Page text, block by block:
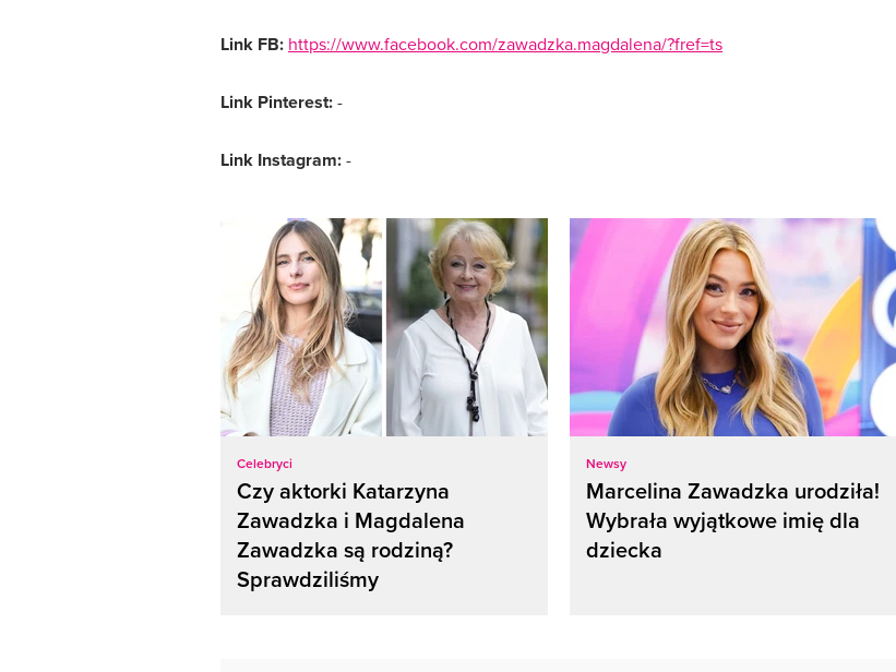
Link FB: https://www.facebook.com/zawadzka.magdalena/?fref=ts
Link Pinterest:-
Link Instagram:-
Celebryci
Czy aktorki Katarzyna
Zawadzka i Magdalena
Zawadzka są rodziną?
Sprawdziliśmy
Newsy
Marcelina Zawadzka urodziła!
Wybrała wyjątkowe imię dla
dziecka